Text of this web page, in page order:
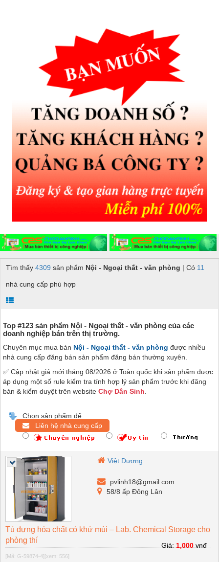
Tìm thấy 4309 sản phẩm Nội - Ngoại thất - văn phòng | Có 11
nhà cung cấp phù hợp
Top #123 sản phẩm Nội - Ngoại thất - văn phòng của các
doanh nghiệp bán trên thị trường.
Chuyên mục mua bán Nội - Ngoại thất - văn phòng được nhiều
nhà cung cấp đăng bán sản phẩm đăng bán thường xuyên.
✅ Cập nhật giá mới tháng 08/2026 ở Toàn quốc khi sản phẩm được
áp dụng một số rule kiểm tra tính hợp lý sản phẩm trước khi đăng
bán & kiểm duyệt trên website Chợ Dân Sinh.
Chọn sản phẩm để
Liên hệ nhà cung cấp
Việt Dương
pvlinh18@gmail.com
58/8 ấp Đông Lân
Tủ đựng hóa chất có khử mùi – Lab. Chemical Storage cho
phòng thí
[Mã: G-59874-4] [xem: 556]
Giá:1,000vnđ